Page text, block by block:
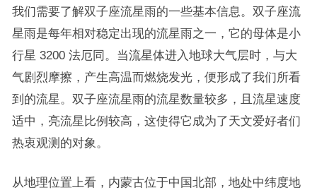
我们需要了解双子座流星雨的一些基本信息。双子座流
星雨是每年相对稳定出现的流星雨之一，它的母体是小
行星 3200 法厄同。当流星体进入地球大气层时，与大
气剧烈摩擦，产生高温而燃烧发光，便形成了我们所看
到的流星。双子座流星雨的流星数量较多，且流星速度
适中，亮流星比例较高，这使得它成为了天文爱好者们
热衷观测的对象。
从地理位置上看，内蒙古位于中国北部，地处中纬度地